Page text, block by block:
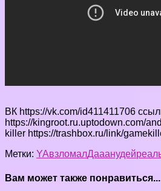
ВК https://vk.com/id411411706
https://kingroot.ru.uptodown.com/
killer https://trashbox.ru/link/
Метки: YAвзломалДааанудей
Вам может также понравиться...